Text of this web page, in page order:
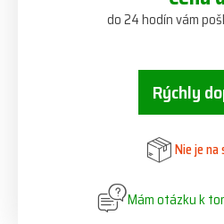
do 24 hodín vám
Rýchly
Nie je
Mám otázku k